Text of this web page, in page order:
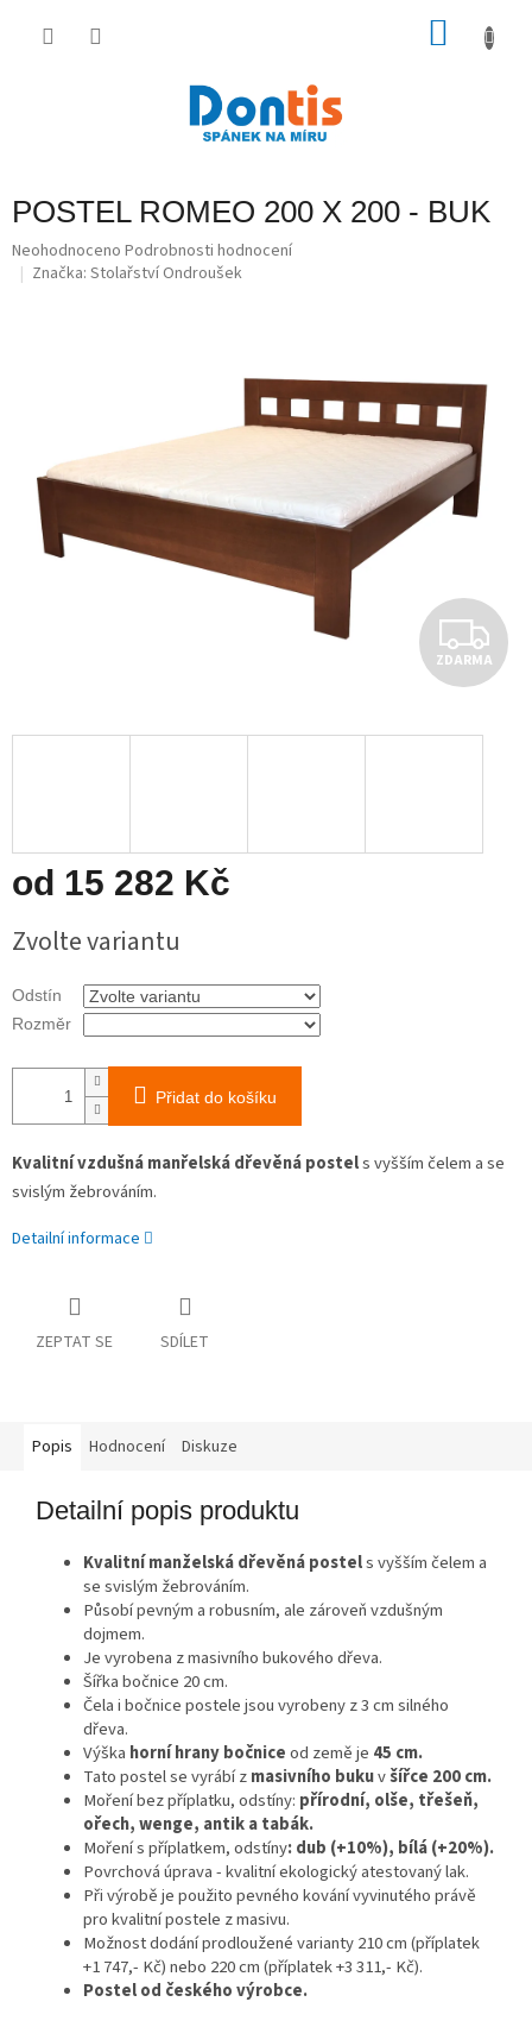
POSTEL ROMEO 200 X 200 - BUK
Průměrné
hodnocení
Neohodnoceno Podrobnosti hodnocení
Značka: Stolařství Ondroušek
Z
D
ZDARMA
od 15 282 Kč
cena:
Zvolte variantu
Odstín
Rozměr
Přidat do košíku
Kvalitní vzdušná manřelská dřevěná postels vyšším čelem a se
svislým žebrováním.
Detailní informace
ZEPTAT SE SDÍLET
Popis Hodnocení Diskuze
Detailní popis produktu
Kvalitní manželská dřevěná postels vyšším čelem a
se svislým žebrováním.
Působí pevným a robusním, ale zároveň vzdušným
dojmem.
Je vyrobena z masivního bukového dřeva.
Šířka bočnice 20 cm.
Čela i bočnice postele jsou vyrobeny z 3 cm silného
dřeva.
Výška horní hrany bočniceod země je 45 cm.
Tato postel se vyrábí zmasivního bukuvšířce 200 cm.
Moření bez příplatku, odstíny: přírodní, olše, třešeň,
ořech, wenge, antik a tabák.
Moření s příplatkem, odstíny: dub (+10%), bílá (+20%).
Povrchová úprava - kvalitní ekologický atestovaný lak.
Při výrobě je použito pevného kování vyvinutého právě
pro kvalitní postele z masivu.
Možnost dodání prodloužené varianty 210 cm (příplatek
+1 747,- Kč) nebo 220 cm (příplatek +3 311,- Kč).
Postel od českého výrobce.